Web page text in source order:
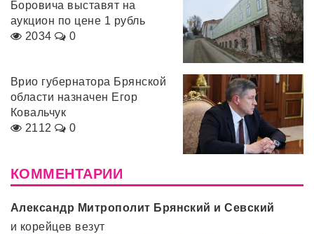
Боровича выставят на
аукцион по цене 1 рубль
2034
0
Врио губернатора Брянской
области назначен Егор
Ковальчук
2112
0
КОММЕНТАРИИ
Александр Митрополит Брянский и Севский
и корейцев везут